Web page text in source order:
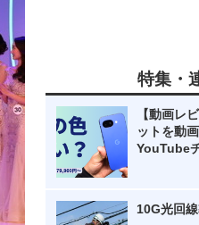
特集・
【動画レ
ットを動
YouTube
10G光回